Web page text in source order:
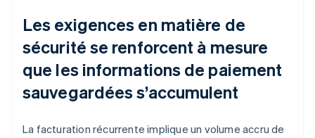
Les exigences en matière de
sécurité se renforcent à mesure
que les informations de paiement
sauvegardées s’accumulent
La facturation récurrente implique un volume accru de